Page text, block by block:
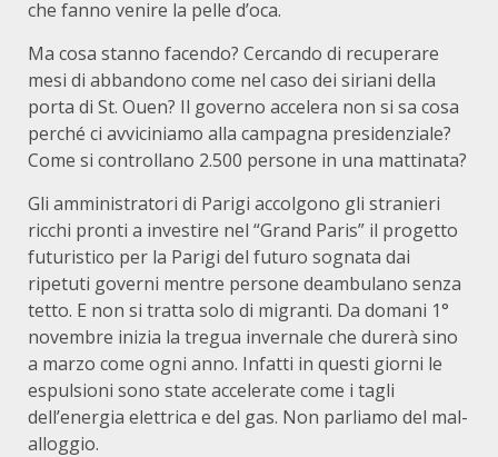
che fanno venire la pelle d’oca.
Ma cosa stanno facendo? Cercando di recuperare
mesi di abbandono come nel caso dei siriani della
porta di St. Ouen? Il governo accelera non si sa cosa
perché ci avviciniamo alla campagna presidenziale?
Come si controllano 2.500 persone in una mattinata?
Gli amministratori di Parigi accolgono gli stranieri
ricchi pronti a investire nel “Grand Paris” il progetto
futuristico per la Parigi del futuro sognata dai
ripetuti governi mentre persone deambulano senza
tetto. E non si tratta solo di migranti. Da domani 1°
novembre inizia la tregua invernale che durerà sino
a marzo come ogni anno. Infatti in questi giorni le
espulsioni sono state accelerate come i tagli
dell’energia elettrica e del gas. Non parliamo del mal-
alloggio.